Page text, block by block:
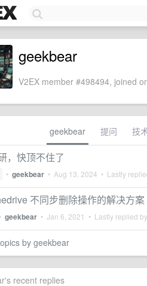
geekbear
V2EX member #498494, joined
geekbear 提问 技
，快顶不住了
• geekbear • Aug 13, 2024 • Lastly
不同步删除操作的解决方案
• geekbear • Jan 6, 2021 • Lastly replied by
by geekbear
recent replies